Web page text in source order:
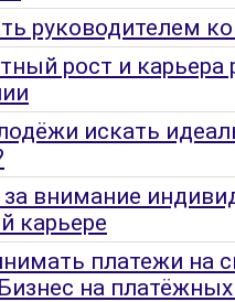
руководителем
рост и карьера
искать
внимание
карьере
платежи на
на